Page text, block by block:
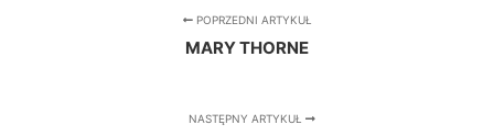
POPRZEDNI ARTYKUŁ
MARY THORNE
NASTĘPNY ARTYKUŁ